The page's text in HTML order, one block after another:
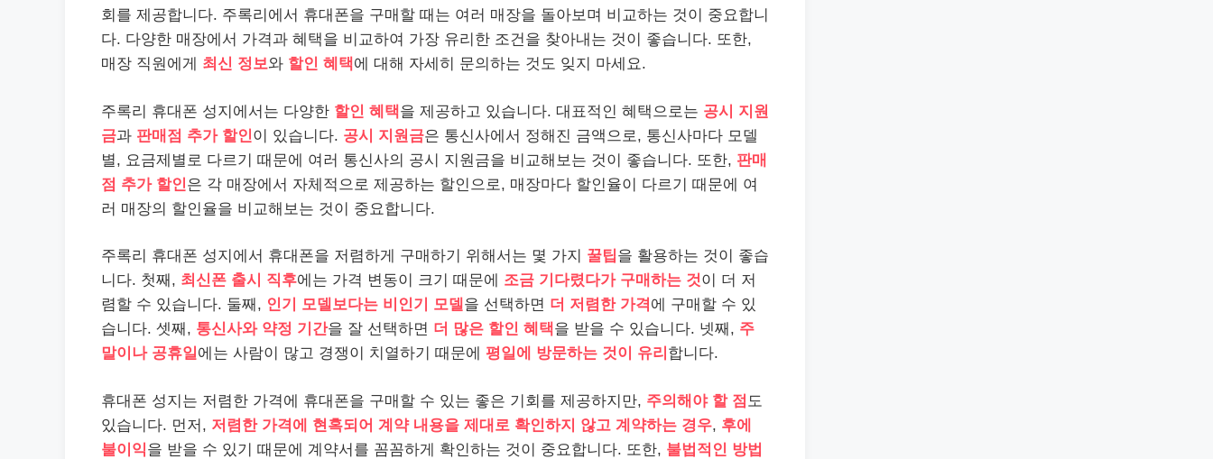
회를 제공합니다. 주록리에서 휴대폰을 구매할 때는 여러 매장을 돌아보며 비교하는 것이 중요합니
다. 다양한 매장에서 가격과 혜택을 비교하여 가장 유리한 조건을 찾아내는 것이 좋습니다. 또한,
매장 직원에게 최신 정보와 할인 혜택에 대해 자세히 문의하는 것도 잊지 마세요.
주록리 휴대폰 성지에서는 다양한 할인 혜택을 제공하고 있습니다. 대표적인 혜택으로는 공시 지원
금과 판매점 추가 할인이 있습니다. 공시 지원금은 통신사에서 정해진 금액으로, 통신사마다 모델
별, 요금제별로 다르기 때문에 여러 통신사의 공시 지원금을 비교해보는 것이 좋습니다. 또한, 판매
점 추가 할인은 각 매장에서 자체적으로 제공하는 할인으로, 매장마다 할인율이 다르기 때문에 여
러 매장의 할인율을 비교해보는 것이 중요합니다.
주록리 휴대폰 성지에서 휴대폰을 저렴하게 구매하기 위해서는 몇 가지 꿀팁을 활용하는 것이 좋습
니다. 첫째, 최신폰 출시 직후에는 가격 변동이 크기 때문에 조금 기다렸다가 구매하는 것이 더 저
렴할 수 있습니다. 둘째, 인기 모델보다는 비인기 모델을 선택하면 더 저렴한 가격 에 구매할 수 있
습니다. 셋째, 통신사와 약정 기간을 잘 선택하면 더 많은 할인 혜택을 받을 수 있습니다. 넷째, 주
말이나 공휴일에는 사람이 많고 경쟁이 치열하기 때문에 평일에 방문하는 것이 유리 합니다.
휴대폰 성지는 저렴한 가격에 휴대폰을 구매할 수 있는 좋은 기회를 제공하지만, 주의해야 할 점 도
있습니다. 먼저, 저렴한 가격에 현혹되어 계약 내용을 제대로 확인하지 않고 계약하는 경우, 후에
불이익을 받을 수 있기 때문에 계약서를 꼼꼼하게 확인하는 것이 중요합니다. 또한, 불법적인 방법